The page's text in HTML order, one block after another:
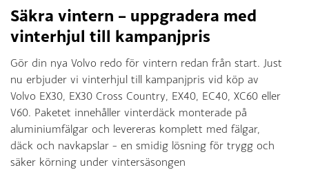
Säkra vintern – uppgradera med
vinterhjul till kampanjpris
Gör din nya Volvo redo för vintern redan från start. Just
nu erbjuder vi vinterhjul till kampanjpris vid köp av
Volvo EX30, EX30 Cross Country, EX40, EC40, XC60 eller
V60. Paketet innehåller vinterdäck monterade på
aluminiumfälgar och levereras komplett med fälgar,
däck och navkapslar – en smidig lösning för trygg och
säker körning under vintersäsongen